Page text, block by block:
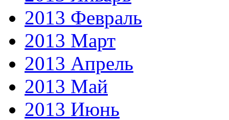
2013 Февраль
2013 Март
2013 Апрель
2013 Май
2013 Июнь